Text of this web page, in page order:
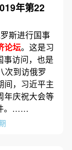
年第22
斯进行国事
论坛。这是习
事访问，也是
次到访俄罗
间，习近平主
年庆祝大会等
。……